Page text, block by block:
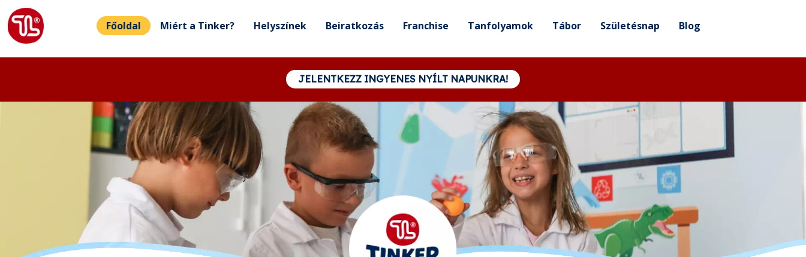
Főoldal Miért a Tinker? Helyszínek Beiratkozás Franchise Tanfolyamok Tábor Születésnap Blog
JELENTKEZZ INGYENES NYÍLT NAPUNKRA!